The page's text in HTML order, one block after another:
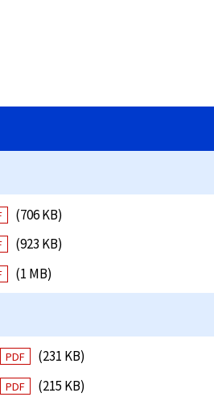
(706 KB)
(923 KB)
(1 MB)
PDF
(231 KB)
PDF (215 KB)